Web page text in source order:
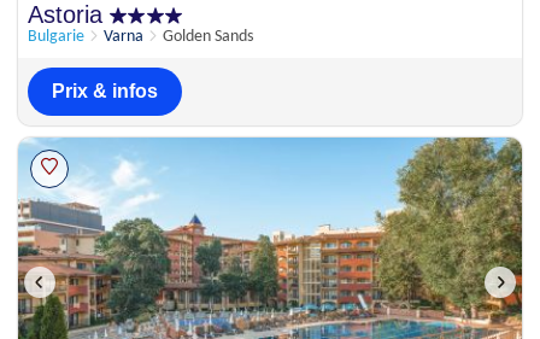
Astoria
Bulgarie Varna Golden Sands
Prix & infos